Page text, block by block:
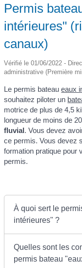
Permis
intérieures"
canaux)
Vérifié le 01/06/2022 -
administrative (Première
Le permis bateaueaux
souhaitez piloter un
motrice de plus de 4,5
longueur de moins de
fluvial. Vous devez
ce permis. Vous devez
formation pratique pour
permis.
À quoi sert le
intérieures" ?
Quelles sont les
permis bateau